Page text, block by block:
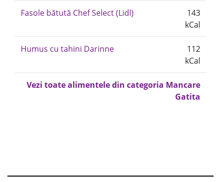
Fasole bătută Chef Select (Lidl)
143
kCal
Humus cu tahini Darinne
112
kCal
Vezi toate alimentele din categoria Mancare
Gatita